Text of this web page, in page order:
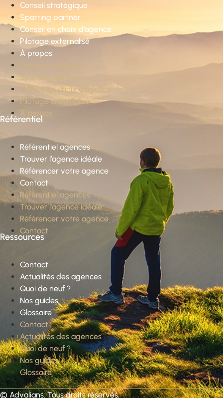
Conseil stratégique
Sparring partner
Conseil en choix d’agence
Pilotage externalisé
À propos
Conseil stratégique
Sparring partner
Conseil en choix d’agence
Pilotage externalisé
À propos
Référentiel
Référentiel agences
Trouver l’agence idéale
Référencer votre agence
Contact
Référentiel agences
Trouver l’agence idéale
Référencer votre agence
Contact
Ressources
Contact
Actualités des agences
Quoi de neuf ?
Nos guides
Glossaire
Contact
Actualités des agences
Quoi de neuf ?
Nos guides
Glossaire
© Advalians. Tous droits réservés.